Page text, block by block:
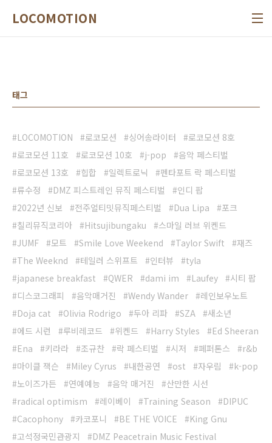
LOCOMOTION
태그
LOCOMOTION 로코모션 싱어송라이터
로코모션 8호
로코모션 11호
로코모션 10호 j-pop
음악 페스티벌
로코모션 13호
힙합 일렉트로닉
펜타포트 락 페스티벌
류수정
DMZ 피스트레인 뮤직 페스티벌
인디 팝
2022년 신보
전주얼티밋뮤직페스티벌 Dua Lipa
포크
칠리뮤직코리아
Hitsujibungaku
스마일 러브 위켄드
JUMF
모트 Smile Love Weekend Taylor Swift
재즈
The Weeknd
테일러 스위프트 인터뷰
tyla
japanese breakfast
QWER dami im Laufey
시티 팝
디스코그래피
음악매거진 Wendy Wander
레인보우노트
Doja cat
Olivia Rodrigo 두아 리파 SZA
새소년
에드 시런
루비레코드 위켄드 Harry Styles
Ed Sheeran
Ena
키라라 조규찬 락 페스티벌 시저 페퍼톤스
r&b
마이클 잭슨
Miley Cyrus 내한공연 ost 자우림
k-pop
노이즈가든
연예예능 음악 매거진
산만한 시선
radical optimism
레이베이 Training Season
DIPUC
Cacophony
카코포니 BE THE VOICE
King Gnu
고석정국민관광지
DMZ Peacetrain Music Festival